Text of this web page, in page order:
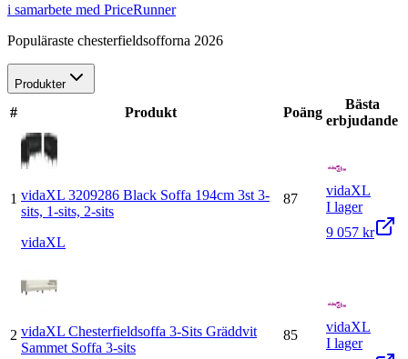
i samarbete med PriceRunner
Populäraste chesterfieldsofforna 2026
Produkter
# Produkt Poäng
Bästa
erbjudande
1 vidaXL 3209286 Black Soffa 194cm 3st 3-
sits, 1-sits, 2-sits
vidaXL
87
vidaXL
I lager
9 057 kr
2 vidaXL Chesterfieldsoffa 3-Sits Gräddvit
Sammet Soffa 3-sits
85
vidaXL
I lager